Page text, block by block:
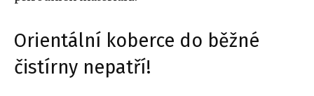
Orientální koberce do běžné
čistírny nepatří!